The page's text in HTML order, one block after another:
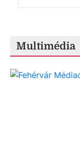
Multimédia